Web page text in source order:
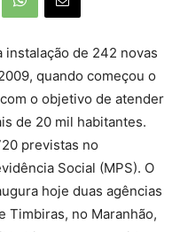
de 242 novas
quando começou o
o objetivo de atender
de 20 mil habitantes.
previstas no
Social (MPS). O
hoje duas agências
Timbiras, no Maranhão,